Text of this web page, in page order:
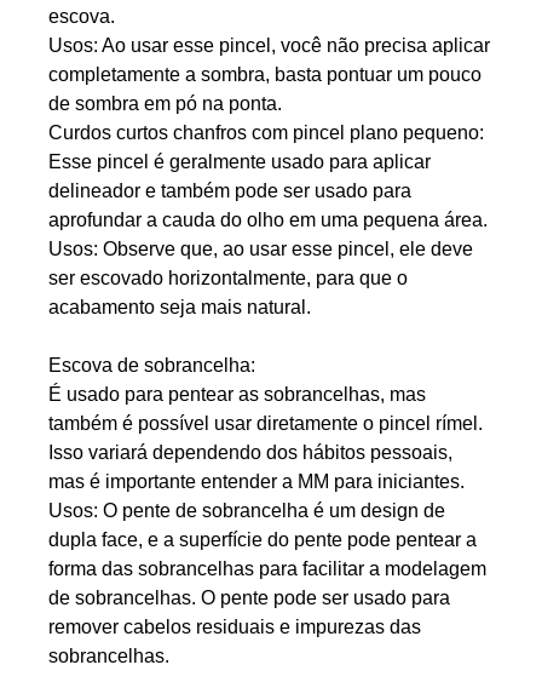
escova.
Usos: Ao usar esse pincel, você não precisa aplicar
completamente a sombra, basta pontuar um pouco
de sombra em pó na ponta.
Curdos curtos chanfros com pincel plano pequeno:
Esse pincel é geralmente usado para aplicar
delineador e também pode ser usado para
aprofundar a cauda do olho em uma pequena área.
Usos: Observe que, ao usar esse pincel, ele deve
ser escovado horizontalmente, para que o
acabamento seja mais natural.
Escova de sobrancelha:
É usado para pentear as sobrancelhas, mas
também é possível usar diretamente o pincel rímel.
Isso variará dependendo dos hábitos pessoais,
mas é importante entender a MM para iniciantes.
Usos: O pente de sobrancelha é um design de
dupla face, e a superfície do pente pode pentear a
forma das sobrancelhas para facilitar a modelagem
de sobrancelhas. O pente pode ser usado para
remover cabelos residuais e impurezas das
sobrancelhas.